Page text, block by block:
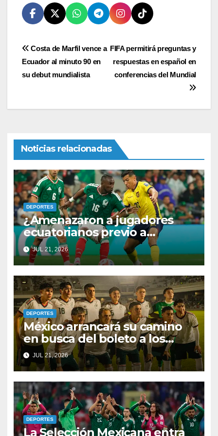
Navegación
de
FIFA permitirá preguntas y
respuestas en español en
conferencias del Mundial
Costa de Marfil vence a
Ecuador al minuto 90 en
su debut mundialista
Noticias relacionadas
DEPORTES
¿Amenazaron a jugadores
ecuatorianos previo a
enfrentar a México? Por fin
rompen el silencio
JUL 21, 2026
DEPORTES
México arrancará su camino
en busca del boleto a los
Juegos Olímpicos y al
Mundial Sub-20
JUL 21, 2026
DEPORTES
La Selección Mexicana entra